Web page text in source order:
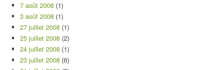
7 août 2008 (1)
3 août 2008 (1)
27 juillet 2008 (1)
25 juillet 2008 (2)
24 juillet 2008 (1)
23 juillet 2008 (6)